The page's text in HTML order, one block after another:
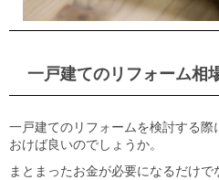
一戸建てのリフォーム相
一戸建てのリフォームを検討する
おけば良いのでしょうか。
まとまったお金が必要になるだけで